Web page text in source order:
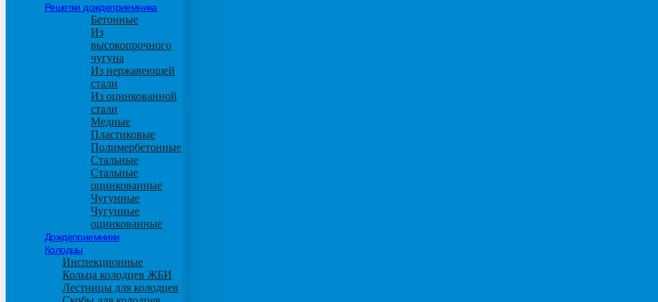
Решетки дождеприемника
Бетонные
Из
высокопрочного
чугуна
Из нержавеющей
стали
Из оцинкованной
стали
Медные
Пластиковые
Полимербетонные
Стальные
Стальные
оцинкованные
Чугунные
Чугунные
оцинкованные
Дождеприемники
Колодцы
Инспекционные
Кольца колодцев ЖБИ
Лестницы для колодцев